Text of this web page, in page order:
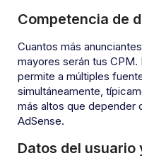
Competencia de
Cuantos más
mayores serán tus CPM.
permite a múltiples
simultáneamente,
más altos que depender
AdSense.
Datos del